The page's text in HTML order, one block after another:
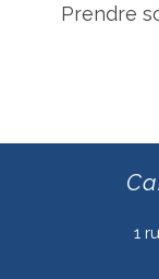
Prendre
1